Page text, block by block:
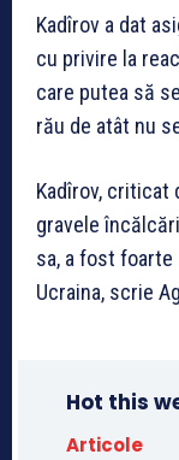
Kadîrov a dat
cu privire la
care putea să
rău de atât nu
Kadîrov, criticat
gravele
sa, a fost
Ucraina, scrie
Hot this
Articole